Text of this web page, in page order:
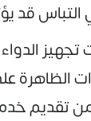
التباس قد